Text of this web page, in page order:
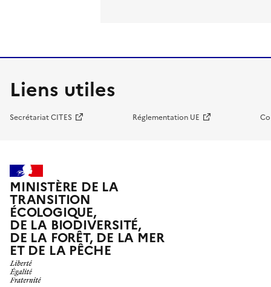
Liens utiles
Secrétariat CITES Réglementation UE
MINISTÈRE DE LA
TRANSITION
ÉCOLOGIQUE,
DE LA BIODIVERSITÉ,
DE LA FORÊT, DE LA MER
ET DE LA PÊCHE